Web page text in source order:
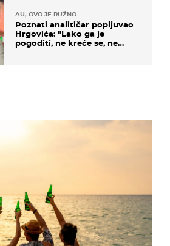
AU, OVO JE RUŽNO
Poznati analitičar popljuvao
Hrgovića: "Lako ga je
pogoditi, ne kreće se, ne